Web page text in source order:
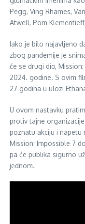
Pegg, Ving Rhames,
Atwell, Pom
Iako je bilo najavljeno
zbog pandemije je
će se drugi dio,
2024. godine. S ovim
27 godina u ulozi
U ovom nastavku
protiv tajne
poznatu akciju i napetu
Mission: Impossible 7
pa će publika sigurno
jednom.